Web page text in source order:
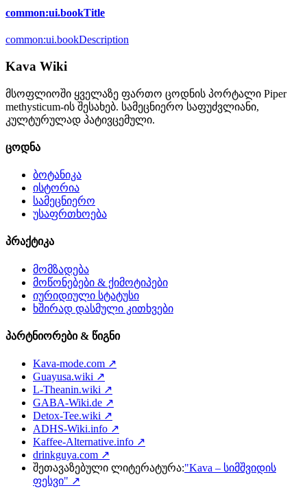
common:ui.bookTitle
common:ui.bookDescription
Kava Wiki
მსოფლიოში ყველაზე ფართო ცოდნის პორტალი Piper
methysticum-ის შესახებ. სამეცნიერო საფუძვლიანი,
კულტურულად პატივცემული.
ცოდნა
ბოტანიკა
ისტორია
სამეცნიერო
უსაფრთხოება
პრაქტიკა
მომზადება
მოწონებები & ქიმოტიპები
იურიდიული სტატუსი
ხშირად დასმული კითხვები
პარტნიორები & წიგნი
Kava-mode.com ↗
Guayusa.wiki ↗
L-Theanin.wiki ↗
GABA-Wiki.de ↗
Detox-Tee.wiki ↗
ADHS-Wiki.info ↗
Kaffee-Alternative.info ↗
drinkguya.com ↗
შეთავაზებული ლიტერატურა:"Kava – სიმშვიდის
ფესვი" ↗